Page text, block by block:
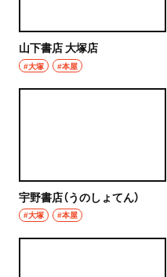
山下書店 大塚店
#大塚 #本屋
宇野書店（うのしょてん）
#大塚 #本屋